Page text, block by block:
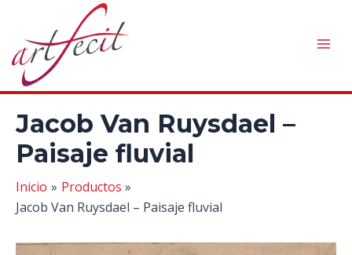
contenido
Jacob Van Ruysdael –
Paisaje fluvial
Inicio
Productos
Jacob Van Ruysdael – Paisaje fluvial